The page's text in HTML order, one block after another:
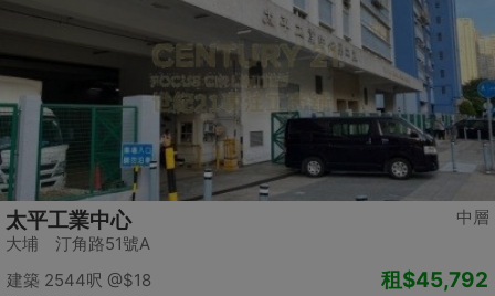
中層
太平工業中心
大埔 汀角路51號A
建築 2544呎 @$18
租$45,792